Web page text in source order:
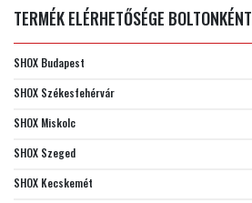
TERMÉK ELÉRHETŐSÉGE BOLTONKÉNT
SHOX Budapest
SHOX Székesfehérvár
SHOX Miskolc
SHOX Szeged
SHOX Kecskemét